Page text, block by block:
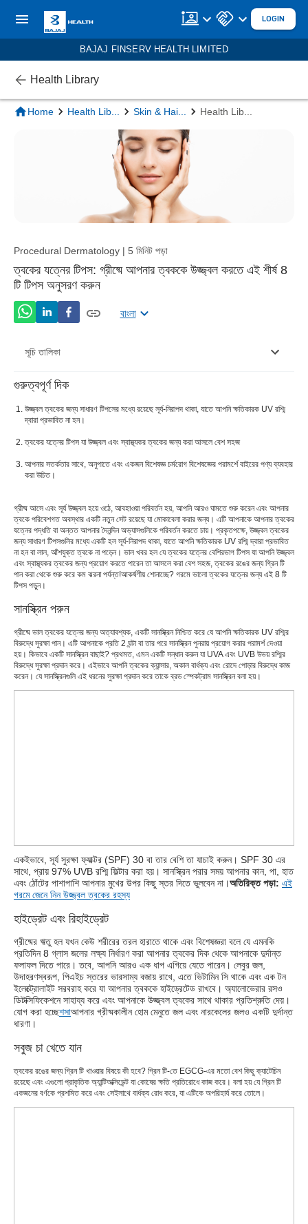
LOGIN
BAJAJ FINSERV HEALTH LIMITED
Health Library
Home Health Lib Skin & Hai Health Lib
Procedural Dermatology | 5 মিনিট পড়া
ত্বকের যত্নের টিপস: গ্রীষ্মে আপনার ত্বককে উজ্জ্বল করতে এই শীর্ষ 8
টি টিপস অনুসরণ করুন
বাংলা
সূচি তালিকা
হাইড্রেট এবং রিহাইড্রেট
সবুজ চা খেতে যান
মেকআপ কমিয়ে দিন
অতিরিক্ত গোসল এড়িয়ে চলুন
ছায়ায় থাকুন
ময়েশ্চারাইজার মিস করবেন না
গুরুত্বপূর্ণ দিক
উজ্জ্বল ত্বকের জন্য সাধারণ টিপসের মধ্যে রয়েছে সূর্য-নিরাপদ থাকা, যাতে আপনি ক্ষতিকারক UV রশ্মি
দ্বারা প্রভাবিত না হন।
ত্বকের যত্নের টিপস যা উজ্জ্বল এবং স্বাস্থ্যকর ত্বকের জন্য করা আসলে বেশ সহজ
আপনার সতর্কতার সাথে, অনুপাতে এবং একজন বিশেষজ্ঞ চর্মরোগ বিশেষজ্ঞের পরামর্শে বাইরের পণ্য ব্যবহার
করা উচিত।
গ্রীষ্ম আসে এবং সূর্য উজ্জ্বল হয়ে ওঠে, আবহাওয়া পরিবর্তন হয়, আপনি আরও ঘামতে শুরু করেন এবং আপনার
ত্বকে পরিবেশগত অবস্থার একটি নতুন সেট রয়েছে যা মোকাবেলা করার জন্য। এটি আপনাকে আপনার ত্বকের
যত্নের পদ্ধতি বা অন্তত আপনার দৈনন্দিন অভ্যাসগুলিকে পরিবর্তন করতে চায়। প্রকৃতপক্ষে, উজ্জ্বল ত্বকের
জন্য সাধারণ টিপসগুলির মধ্যে একটি হল সূর্য-নিরাপদ থাকা, যাতে আপনি ক্ষতিকারক UV রশ্মি দ্বারা প্রভাবিত
না হন বা লাল, আঁশযুক্ত ত্বকে না পড়েন। ভাল খবর হল যে ত্বকের যত্নের বেশিরভাগ টিপস যা আপনি উজ্জ্বল
এবং স্বাস্থ্যকর ত্বকের জন্য প্রয়োগ করতে পারেন তা আসলে করা বেশ সহজ, ত্বকের রঙের জন্য গ্রিন টি
পান করা থেকে শুরু করে কম ঝরনা পর্যন্ত!আকর্ষণীয় শোনাচ্ছে? গরমে ভালো ত্বকের যত্নের জন্য এই 8 টি
টিপস পড়ুন।
সানস্ক্রিন পরুন
গ্রীষ্মে ভাল ত্বকের যত্নের জন্য অত্যাবশ্যক, একটি সানস্ক্রিন নিশ্চিত করে যে আপনি ক্ষতিকারক UV রশ্মির
বিরুদ্ধে সুরক্ষা পান। এটি আপনাকে প্রতি 2 ঘন্টা বা তার পরে সানস্ক্রিন পুনরায় প্রয়োগ করার পরামর্শ দেওয়া
হয়। কিভাবে একটি সানস্ক্রিন বাছাই? প্রথমত, এমন একটি সন্ধান করুন যা UVA এবং UVB উভয় রশ্মির
বিরুদ্ধে সুরক্ষা প্রদান করে। এইভাবে আপনি ত্বকের ক্যান্সার, অকাল বার্ধক্য এবং রোদে পোড়ার বিরুদ্ধে কাজ
করেন। যে সানস্ক্রিনগুলি এই ধরনের সুরক্ষা প্রদান করে তাকে ব্রড স্পেকট্রাম সানস্ক্রিন বলা হয়।
একইভাবে, সূর্য সুরক্ষা ফ্যাক্টর (SPF) 30 বা তার বেশি তা যাচাই করুন। SPF 30 এর
সাথে, প্রায় 97% UVB রশ্মি ফিল্টার করা হয়। সানস্ক্রিন পরার সময় আপনার কান, পা, হাত
এবং ঠোঁটের পাশাপাশি আপনার মুখের উপর কিছু স্তর দিতে ভুলবেন না।অতিরিক্ত পড়া: এই
গরমে জেনে নিন উজ্জ্বল ত্বকের রহস্য
হাইড্রেট এবং রিহাইড্রেট
গ্রীষ্মের ঋতু হল যখন কেউ শরীরের তরল হারাতে থাকে এবং বিশেষজ্ঞরা বলে যে এমনকি
প্রতিদিন 8 গ্লাস জলের লক্ষ্য নির্ধারণ করা আপনার ত্বকের দিক থেকে আপনাকে দুর্দান্ত
ফলাফল দিতে পারে। তবে, আপনি আরও এক ধাপ এগিয়ে যেতে পারেন। লেবুর জল,
উদাহরণস্বরূপ, পিএইচ স্তরের ভারসাম্য বজায় রাখে, এতে ভিটামিন সি থাকে এবং এক টন
ইলেক্ট্রোলাইট সরবরাহ করে যা আপনার ত্বককে হাইড্রেটেড রাখবে। অ্যালোভেরার রসও
ডিটক্সিফিকেশনে সাহায্য করে এবং আপনাকে উজ্জ্বল ত্বকের সাথে থাকার প্রতিশ্রুতি দেয়।
যোগ করা হচ্ছেশসাআপনার গ্রীষ্মকালীন হোম মেনুতে জল এবং নারকেলের জলও একটি দুর্দান্ত
ধারণা।
সবুজ চা খেতে যান
ত্বকের রঙের জন্য গ্রিন টি খাওয়ার বিষয়ে কী হবে? গ্রিন টি-তে EGCG-এর মতো বেশ কিছু ক্যাটেচিন
রয়েছে এবং এগুলো প্রাকৃতিক অ্যান্টিঅক্সিডেন্ট যা কোষের ক্ষতি প্রতিরোধে কাজ করে। বলা হয় যে গ্রিন টি
একজনের বর্ণকে প্রশমিত করে এবং সেইসাথে বার্ধক্য রোধ করে, যা এটিকে অপরিহার্য করে তোলে।